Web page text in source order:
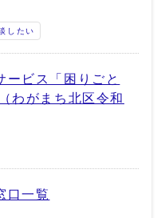
したい
ービス「困りごと
わがまち北区令和
口一覧